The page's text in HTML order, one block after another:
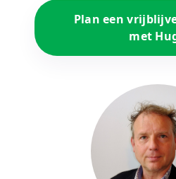
Plan een
met